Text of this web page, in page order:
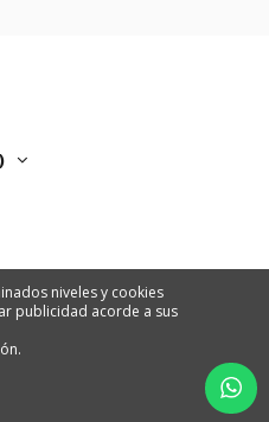
niveles y cookies
publicidad acorde a sus